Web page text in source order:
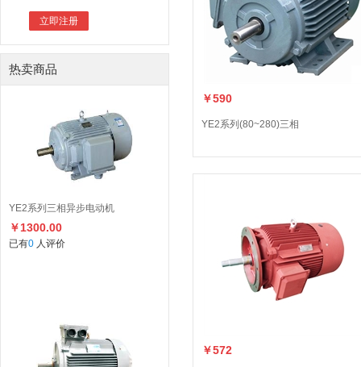
上海品星防爆电机有限公司
上海上电电机
立即注册
热卖商品
YE2系列三相异步电动机
￥1300.00
已有0 人评价
￥590
YE2系列(80~280)三相
￥572